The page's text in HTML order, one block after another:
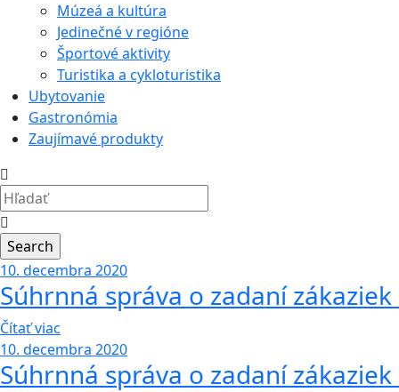
Múzeá a kultúra
Jedinečné v regióne
Športové aktivity
Turistika a cykloturistika
Ubytovanie
Gastronómia
Zaujímavé produkty
10. decembra 2020
Súhrnná správa o zadaní
Čítať viac
10. decembra 2020
Súhrnná správa o zadaní